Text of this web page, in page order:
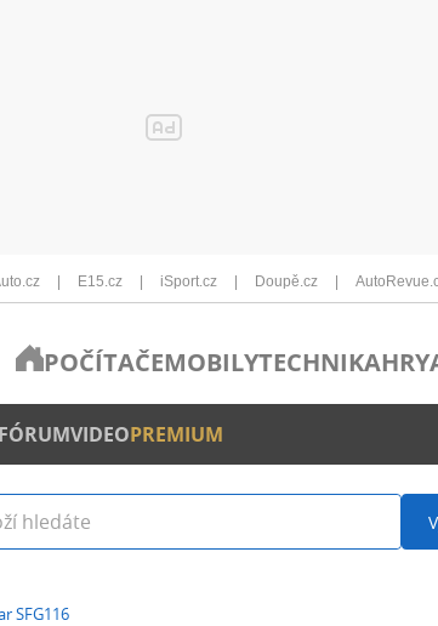
E15.cz iSport.cz Doupě.cz
POČÍTAČEMOBILYTECHNIKAHRY
VIDEOPREMIUM
SFG116